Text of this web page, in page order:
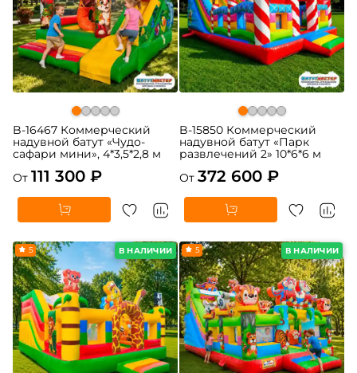
B-16467 Коммерческий
надувной батут «Чудо-
сафари мини», 4*3,5*2,8 м
От 111 300 ₽
B-15850 Коммерческий
надувной батут «Парк
развлечений 2» 10*6*6 м
От 372 600 ₽
В НАЛИЧИИ
5 В НАЛИЧИИ
5